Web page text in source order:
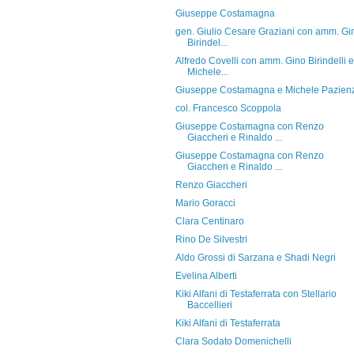
Giuseppe Costamagna
gen. Giulio Cesare Graziani con amm.
Birindel...
Alfredo Covelli con amm. Gino Birindelli e
Michele...
Giuseppe Costamagna e Michele
col. Francesco Scoppola
Giuseppe Costamagna con Renzo
Giaccheri e Rinaldo ...
Giuseppe Costamagna con Renzo
Giaccheri e Rinaldo ...
Renzo Giaccheri
Mario Goracci
Clara Centinaro
Rino De Silvestri
Aldo Grossi di Sarzana e Shadi Negri
Evelina Alberti
Kiki Alfani di Testaferrata con Stellario
Baccellieri
Kiki Alfani di Testaferrata
Clara Sodato Domenichelli